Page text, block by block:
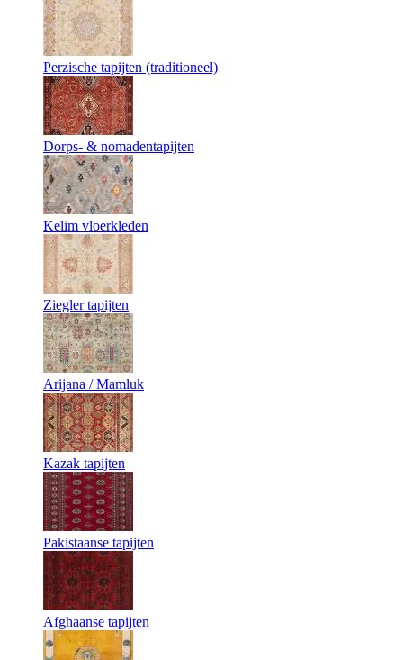
Perzische tapijten (traditioneel)
Dorps- & nomadentapijten
Kelim vloerkleden
Ziegler tapijten
Arijana / Mamluk
Kazak tapijten
Pakistaanse tapijten
Afghaanse tapijten